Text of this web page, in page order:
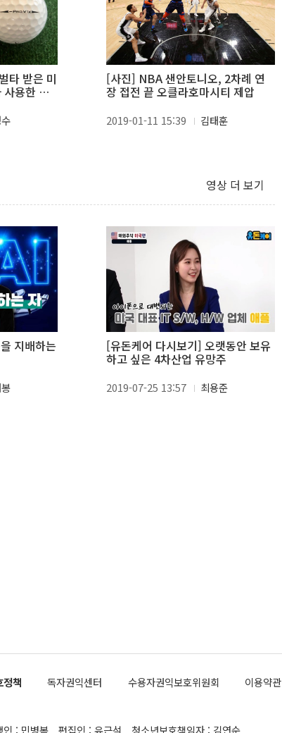
타 받은 미
용한 문
[사진] NBA 샌안토니오, 2차례 연
장 접전 끝 오클라호마시티 제압
2019-01-11 15:39 김태훈
영상 더 보기
지배하는 [유돈케어 다시보기] 오랫동안 보유
하고 싶은 4차산업 유망주
2019-07-25 13:57 최용준
정책 독자권익센터 수용자권익보호위원회 이용약관
인 : 민병복 편집인 : 유근석 청소년보호책임자 : 김연순